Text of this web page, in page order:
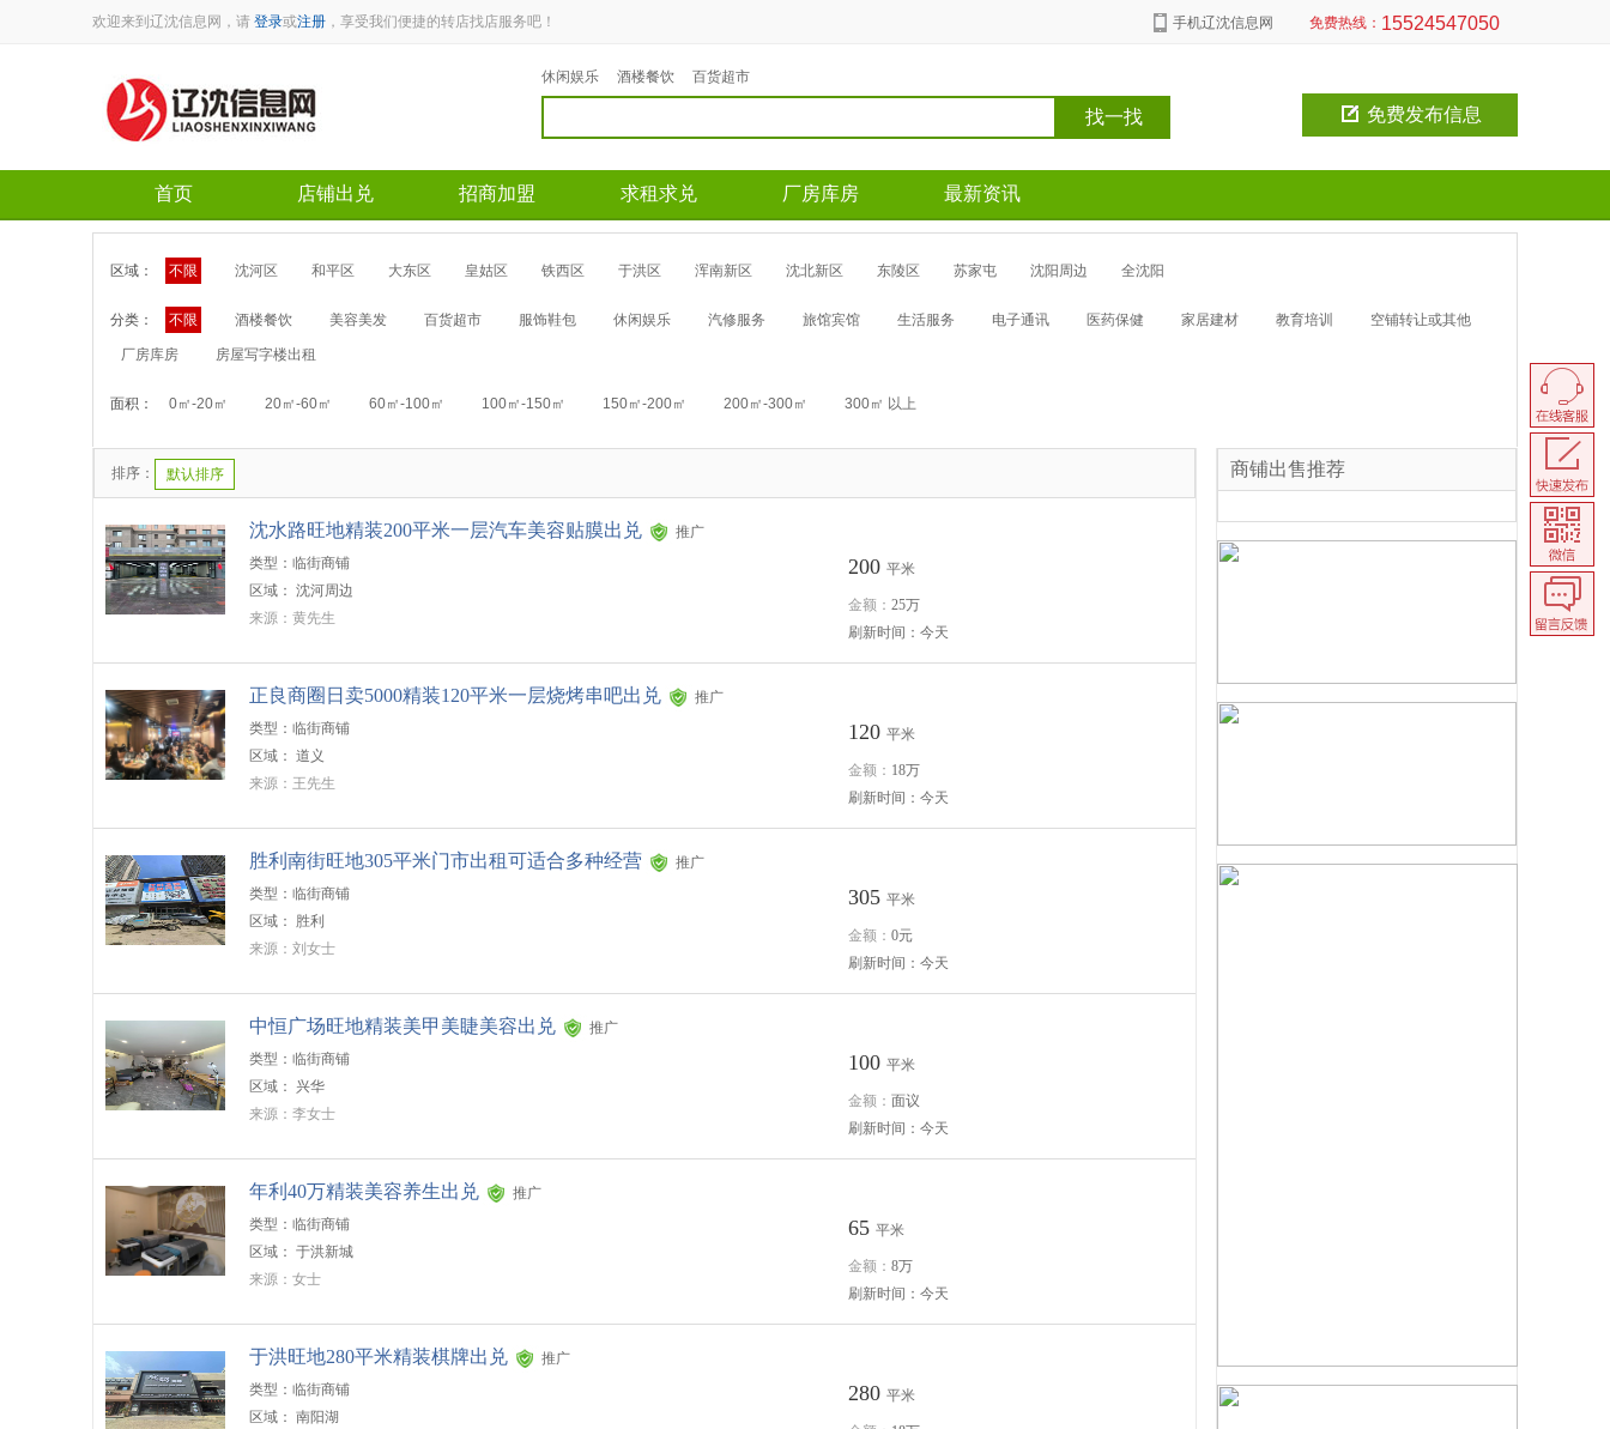
手机辽沈信息网 免费热线： 15524547050
欢迎来到辽沈信息网，请 登录或注册 ，享受我们便捷的转店找店服务吧！
免费发布信息
休闲娱乐 酒楼餐饮 百货超市
首页 店铺出兑 招商加盟 求租求兑 厂房库房 最新资讯
区域： 不限 沈河区 和平区 大东区 皇姑区 铁西区 于洪区 浑南新区 沈北新区 东陵区 苏家屯 沈阳周边 全沈阳
分类： 不限 酒楼餐饮 美容美发 百货超市 服饰鞋包 休闲娱乐 汽修服务 旅馆宾馆 生活服务 电子通讯 医药保健 家居建材 教育培训 空铺转让或其他
厂房库房 房屋写字楼出租
面积： 0㎡-20㎡ 20㎡-60㎡ 60㎡-100㎡ 100㎡-150㎡ 150㎡-200㎡ 200㎡-300㎡ 300㎡ 以上
排序： 默认排序
沈水路旺地精装200平米一层汽车美容贴膜出兑
推广
类型：临街商铺
区域： 沈河周边
来源：黄先生
200 平米
金额： 25万
刷新时间：今天
正良商圈日卖5000精装120平米一层烧烤串吧出兑
推广
类型：临街商铺
区域： 道义
来源：王先生
120 平米
金额： 18万
刷新时间：今天
胜利南街旺地305平米门市出租可适合多种经营
推广
类型：临街商铺
区域：
胜利
来源：刘女士
305 平米
金额： 0元
刷新时间：今天
中恒广场旺地精装美甲美睫美容出兑
推广
类型：临街商铺
区域：
兴华
来源：李女士
100 平米
金额： 面议
刷新时间：今天
年利40万精装美容养生出兑
推广
类型：临街商铺
区域： 于洪新城
来源：女士
65 平米
金额： 8万
刷新时间：今天
于洪旺地280平米精装棋牌出兑
推广
类型：临街商铺
区域： 南阳湖
280 平米
商铺出售推荐